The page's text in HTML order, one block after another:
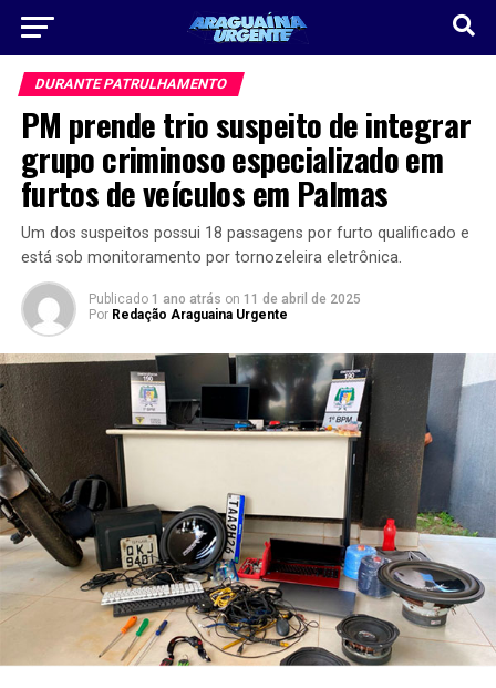
DURANTE PATRULHAMENTO
PM prende trio suspeito de integrar
grupo criminoso especializado em
furtos de veículos em Palmas
Um dos suspeitos possui 18 passagens por furto qualificado e
está sob monitoramento por tornozeleira eletrônica.
Publicado 1 ano atrás on 11 de abril de 2025
Por Redação Araguaina Urgente